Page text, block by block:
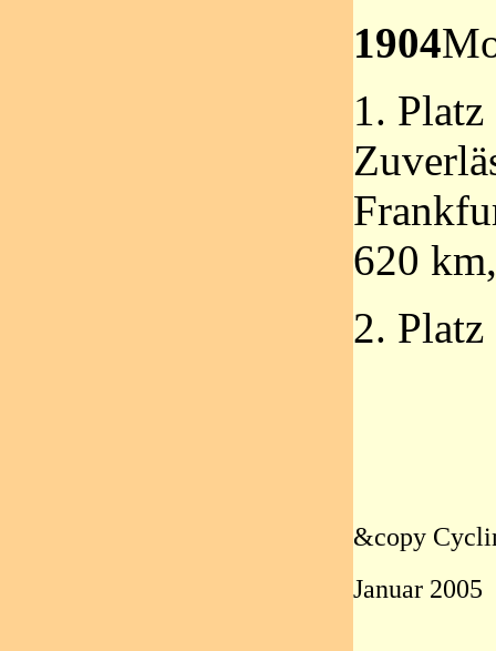
1904
1. Platz
620
2.
&copy
Januar 2005